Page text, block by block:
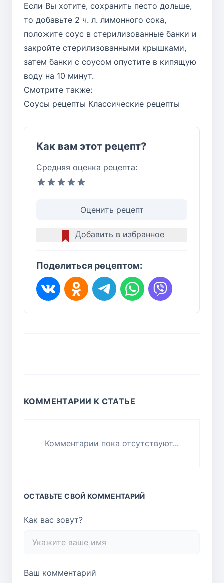
Если Вы хотите, сохранить песто дольше,
то добавьте 2 ч. л. лимонного сока,
положите соус в стерилизованные банки и
закройте стерилизованными крышками,
затем банки с соусом опустите в кипящую
воду на 10 минут.
Смотрите также:
Соусы рецепты Классические рецепты
Как вам этот рецепт?
Средняя оценка рецепта:
Оценить рецепт
Добавить в избранное
Поделиться рецептом:
КОММЕНТАРИИ К СТАТЬЕ
Комментарии пока отсутствуют...
ОСТАВЬТЕ СВОЙ КОММЕНТАРИЙ
Как вас зовут?
Ваш комментарий